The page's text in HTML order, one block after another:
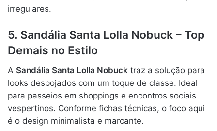
irregulares.
5. Sandália Santa Lolla Nobuck – Top
Demais no Estilo
A Sandália Santa Lolla Nobuck traz a solução para
looks despojados com um toque de classe. Ideal
para passeios em shoppings e encontros sociais
vespertinos. Conforme fichas técnicas, o foco aqui
é o design minimalista e marcante.